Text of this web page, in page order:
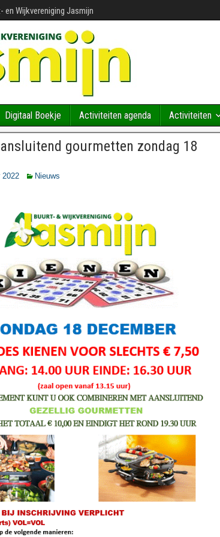
en Wijkvereniging Jasmijn
Digitaal Boekje Activiteiten agenda Activiteiten
gourmetten zondag 18
2022 Nieuws